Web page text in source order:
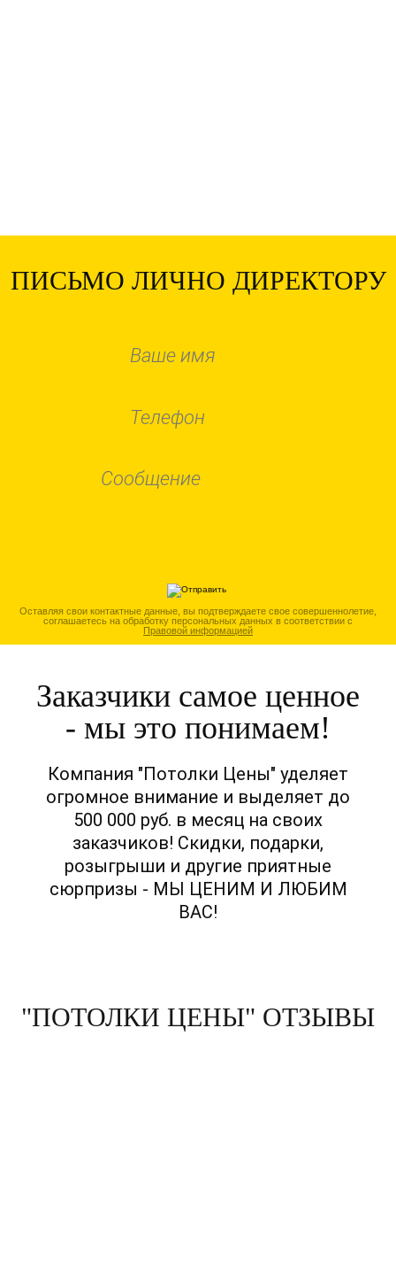
ПИСЬМО ЛИЧНО ДИРЕКТОРУ
Оставляя свои контактные данные, вы подтверждаете свое совершеннолетие,
соглашаетесь на обработку персональных данных в соответствии с
Правовой информацией
Заказчики самое ценное
- мы это понимаем!
Компания "Потолки Цены" уделяет
огромное внимание и выделяет до
500 000 руб. в месяц на своих
заказчиков! Скидки, подарки,
розыгрыши и другие приятные
сюрпризы - МЫ ЦЕНИМ И ЛЮБИМ
ВАС!
"ПОТОЛКИ ЦЕНЫ" ОТЗЫВЫ